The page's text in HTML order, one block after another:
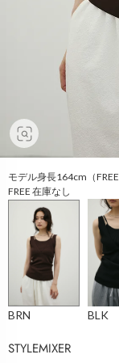
モデル身長164cm（
FREE 在庫なし
BRN BLK
STYLEMIXER